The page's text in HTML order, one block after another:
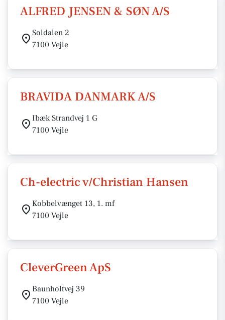
ALFRED JENSEN & SØN A/S
Soldalen 2
7100 Vejle
BRAVIDA DANMARK A/S
Ibæk Strandvej 1 G
7100 Vejle
Ch-electric v/Christian Hansen
Kobbelvænget 13, 1. mf
7100 Vejle
CleverGreen ApS
Baunholtvej 39
7100 Vejle